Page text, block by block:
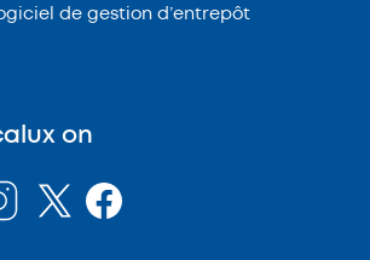
de gestion d’entrepôt
on